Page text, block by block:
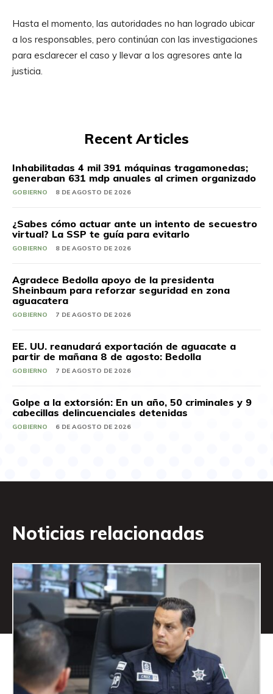
Hasta el momento, las autoridades no han logrado ubicar
a los responsables, pero continúan con las investigaciones
para esclarecer el caso y llevar a los agresores ante la
justicia.
Recent Articles
Inhabilitadas 4 mil 391 máquinas tragamonedas;
generaban 631 mdp anuales al crimen organizado
GOBIERNO 8 DE AGOSTO DE 2026
¿Sabes cómo actuar ante un intento de secuestro
virtual? La SSP te guía para evitarlo
GOBIERNO 8 DE AGOSTO DE 2026
Agradece Bedolla apoyo de la presidenta
Sheinbaum para reforzar seguridad en zona
aguacatera
GOBIERNO 7 DE AGOSTO DE 2026
EE. UU. reanudará exportación de aguacate a
partir de mañana 8 de agosto: Bedolla
GOBIERNO 7 DE AGOSTO DE 2026
Golpe a la extorsión: En un año, 50 criminales y 9
cabecillas delincuenciales detenidas
GOBIERNO 6 DE AGOSTO DE 2026
Noticias relacionadas